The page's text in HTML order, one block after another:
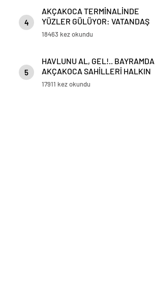
4
AKÇAKOCA TERMİNALİNDE
YÜZLER GÜLÜYOR: VATANDAŞ
VE ESNAFTAN ‘DEĞİŞİME’ TAM
18463 kez okundu
5
HAVLUNU AL, GEL!.. BAYRAMDA
AKÇAKOCA SAHİLLERİ HALKIN
HİZMETİNDE
17911 kez okundu